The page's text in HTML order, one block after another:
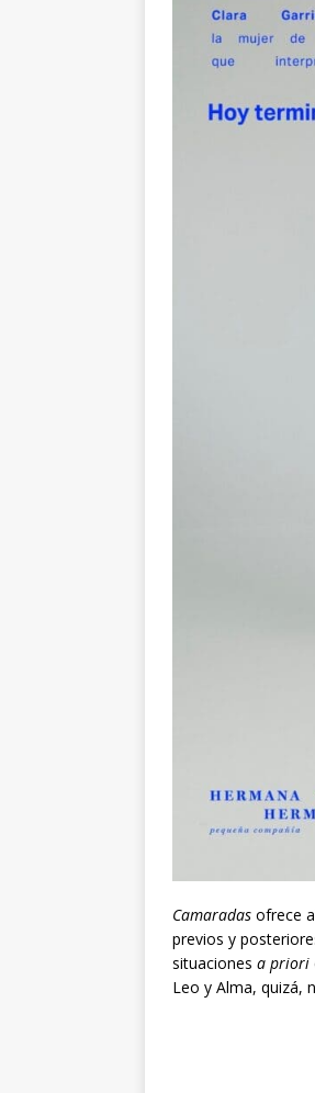
Camaradas ofrece
previos y
situaciones a priori
Leo y Alma, quizá,